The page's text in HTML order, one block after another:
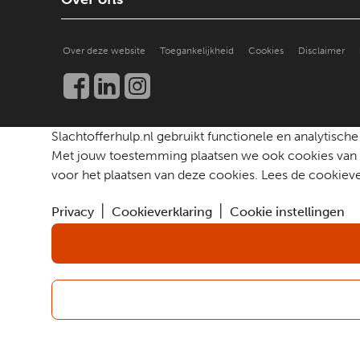
Goed voor jezelf zorgen
Beter leren helpen
Een slachtoffer doorverwijzen
Praktische ondersteuning
Kennis en onderzoek
Een slachtoffer helpen
Nieuws en publicaties
Werken bij
Contact
Over deze website Toegankelijkheid Cookies Disclaimer
Slachtofferhulp.nl gebruikt functionele en
Met jouw toestemming plaatsen we ook cookies
voor het plaatsen van deze cookies. Lees de
Privacy Cookieverklaring Cookie instellingen